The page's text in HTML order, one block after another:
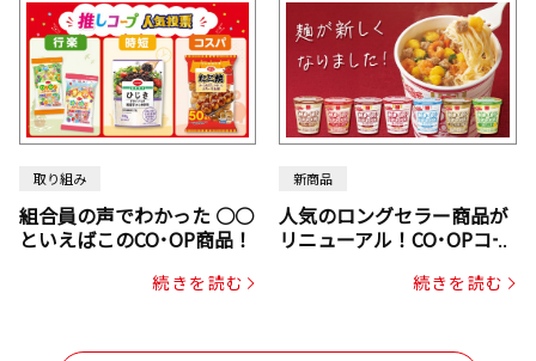
取り組み
組合員の声でわかった ○○
といえばこのCO･OP商品！
続きを読む
新商品
人気のロングセラー商品が
リニューアル！CO･OPコー
続きを読む